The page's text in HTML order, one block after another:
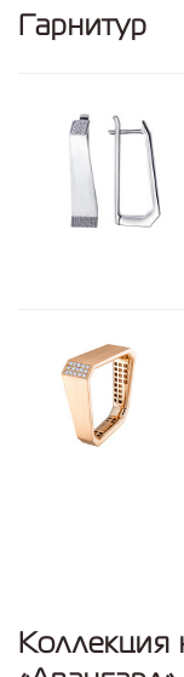
Гарнитур
Коллекция